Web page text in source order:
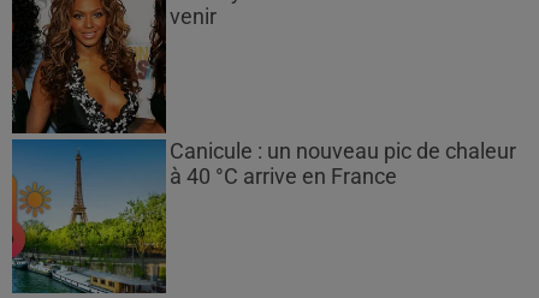
venir
Canicule : un nouveau pic de chaleur
à 40 °C arrive en France